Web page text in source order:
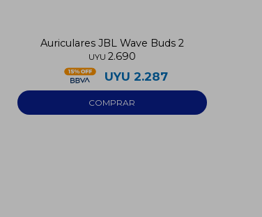
Auriculares JBL Wave Buds 2
UYU 2.690
UYU 2.287